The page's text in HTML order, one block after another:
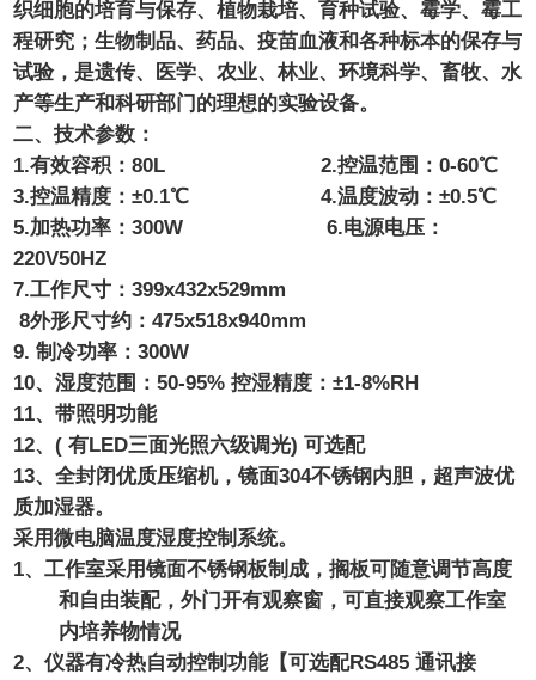
织细胞的培育与保存、植物栽培、育种试验、霉学、霉工
程研究；生物制品、药品、疫苗血液和各种标本的保存与
试验，是遗传、医学、农业、林业、环境科学、畜牧、水
产等生产和科研部门的理想的实验设备。
二、技术参数：
1.有效容积：80L 2.控温范围：0-60℃
3.控温精度：±0.1℃ 4.温度波动：±0.5℃
5.加热功率：300W
6.电源电压：
220V50HZ
7.工作尺寸：399x432x529mm
8外形尺寸约：475x518x940mm
9.制冷功率 ：300W
10、湿度范围：50-95% 控湿精度：±1-8%RH
11、带照明功能
12、( 有LED三面光照六级调光) 可选配
13、全封闭优质压缩机，镜面304不锈钢内胆，超声波优
质加湿器。
采用微电脑温度湿度控制系统。
1、工作室采用镜面不锈钢板制成，搁板可随意调节高度
和自由装配，外门开有观察窗，可直接观察工作室
内培养物情况
2、仪器有冷热自动控制功能【可选配RS485 通讯接